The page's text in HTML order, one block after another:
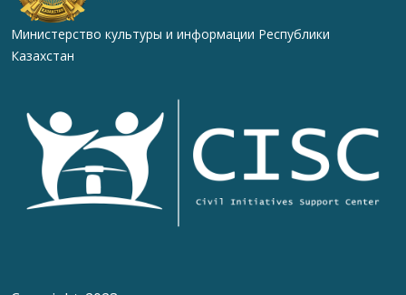
Министерство культуры и информации Республики
Казахстан